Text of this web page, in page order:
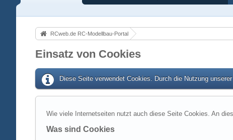
RCweb.de RC-Modellbau-Portal
Einsatz von Cookies
Diese Seite verwendet Cookies. Durch die Nutzung
Wie viele Internetseiten nutzt auch diese Seite Cookies. An
Was sind Cookies